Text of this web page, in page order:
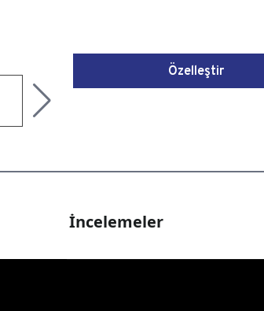
Özelleştir
İncelemeler